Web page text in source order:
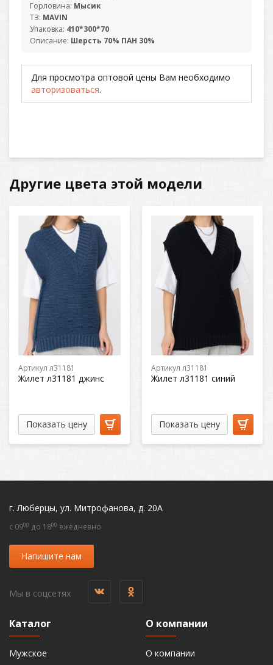
Горловина: Мысик
ТЗ: MAVIN
Упаковка: 410*300*70
Описание: Шерсть 70% ПАН 30%
Для просмотра оптовой цены Вам необходимо
авторизоваться.
Другие цвета этой модели
Артикул л31181
Жилет л31181 джинс
Показать цену
Артикул л31181
Жилет л31181 синий
Показать цену
г. Люберцы, ул. Митрофанова, д. 20А
c 0900 до 1800 ежедневно
Напишите нам
Мы в соцсетях
Каталог
Мужское
О компании
О компании